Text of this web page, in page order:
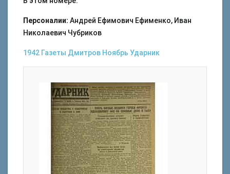
Персоналии: Андрей Ефимович Ефименко, Иван
Николаевич Чубриков
1942 Газеты Дмитров Ноябрь Ударник